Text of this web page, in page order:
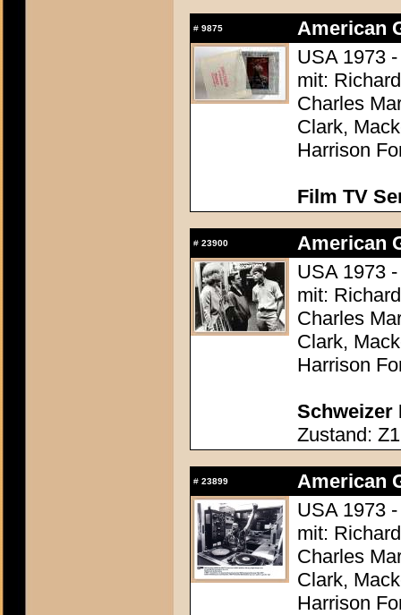
# 9875
American
USA 1973
mit:
Charles
Clark,
Harrison
Film TV
# 23900
American
USA 1973
mit:
Charles
Clark,
Harrison
Schweizer
Zustand: Z1
# 23899
American
USA 1973
mit:
Charles
Clark,
Harrison